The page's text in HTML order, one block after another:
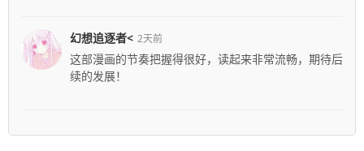
幻想追逐者< 2天前
这部漫画的节奏把握得很好，读起来非常流畅，期待后
续的发展！